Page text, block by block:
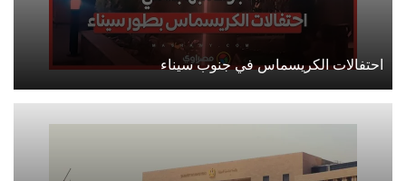
احتفالات الكريسماس في جنوب سيناء